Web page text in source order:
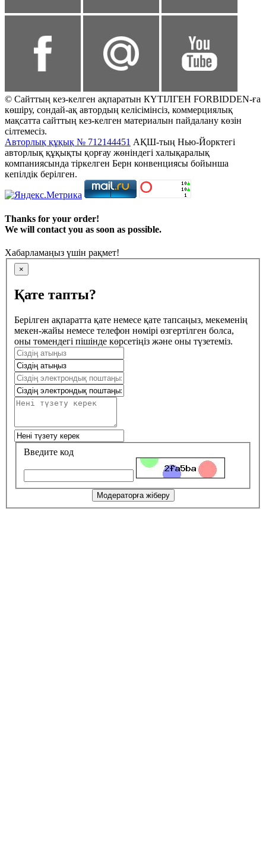
© Сайттың кез-келген ақпаратын КҮТІЛГЕН FORBIDDEN-ға
көшіру, сондай-ақ автордың келісімінсіз, коммерциялық
мақсатта сайттың кез-келген материалын пайдалану көзін
сілтемесіз.
Авторлық құқық № 712144451 АҚШ-тың Нью-Йорктегі
авторлық құқықты қорғау жөніндегі халықаралық
компаниясында тіркелген Берн конвенциясы бойынша
кепілдік берілген.
Thanks for your order!
We will contact you as soon as possible.
Хабарламаңыз үшін рақмет!
×
Қате тапты?
Берілген ақпаратта қате немесе қате тапсаңыз, мекеменің
мекен-жайы немесе телефон нөмірі өзгертілген болса,
оны төмендегі пішінде көрсетіңіз және оны түзетеміз.
Введите код
Модераторға жіберу